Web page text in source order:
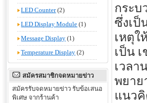
LED Counter(2)
LED Display Module (1)
Message Display (1)
Temperature Display (2)
สมัครสมาชิกจดหมายข่าว
สมัครรับจดหมายข่าว รับข้อเสนอ
พิเศษ จากร้านค้า
กระบ
ซึ่งเป็
เหตุใ
เป็น
เวล
พยาย
แนวคิ